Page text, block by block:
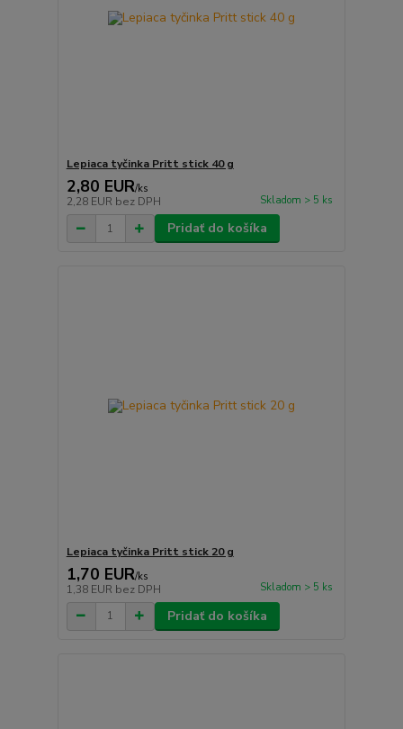
Lepiaca tyčinka Pritt stick 40 g
2,80 EUR/ks
2,28 EUR bez DPH Skladom > 5 ks
Pridať do košíka
Lepiaca tyčinka Pritt stick 20 g
1,70 EUR/ks
1,38 EUR bez DPH Skladom > 5 ks
Pridať do košíka